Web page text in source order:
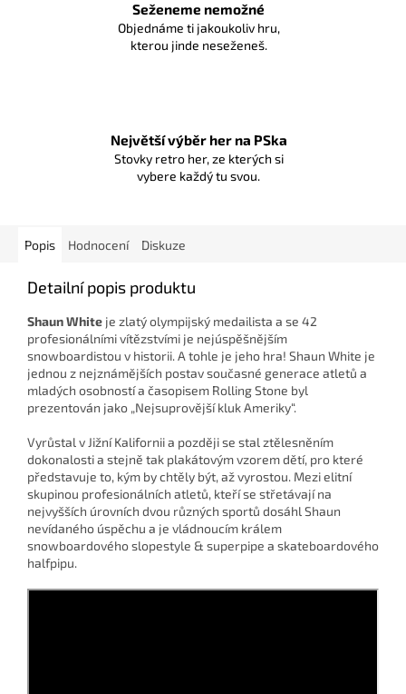
Seženeme nemožné
Objednáme ti jakoukoliv hru,
kterou jinde neseženeš.
Největší výběr her na PSka
Stovky retro her, ze kterých si
vybere každý tu svou.
Popis Hodnocení Diskuze
Detailní popis produktu
Shaun White je zlatý olympijský medailista a se 42
profesionálními vítězstvími je nejúspěšnějším
snowboardistou v historii. A tohle je jeho hra! Shaun White je
jednou z nejznámějších postav současné generace atletů a
mladých osobností a časopisem Rolling Stone byl
prezentován jako „Nejsuprovější kluk Ameriky“.
Vyrůstal v Jižní Kalifornii a později se stal ztělesněním
dokonalosti a stejně tak plakátovým vzorem dětí, pro které
představuje to, kým by chtěly být, až vyrostou. Mezi elitní
skupinou profesionálních atletů, kteří se střetávají na
nejvyšších úrovních dvou různých sportů dosáhl Shaun
nevídaného úspěchu a je vládnoucím králem
snowboardového slopestyle & superpipe a skateboardového
halfpipu.